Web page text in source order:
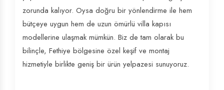
zorunda kalıyor. Oysa doğru bir yönlendirme ile hem
bütçeye uygun hem de uzun ömürlü villa kapısı
modellerine ulaşmak mümkün. Biz de tam olarak bu
bilinçle, Fethiye bölgesine özel keşif ve montaj
hizmetiyle birlikte geniş bir ürün yelpazesi sunuyoruz.